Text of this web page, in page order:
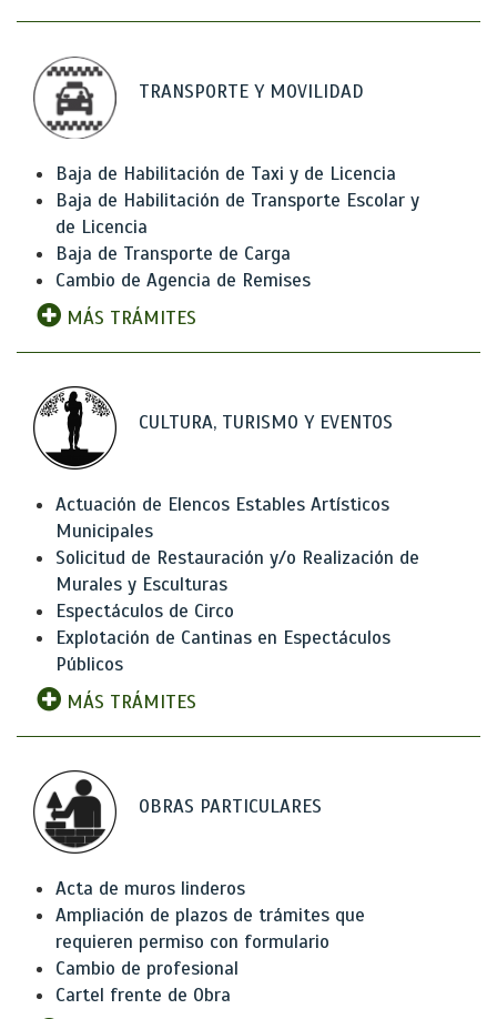
TRANSPORTE Y MOVILIDAD
Baja de Habilitación de Taxi y de Licencia
Baja de Habilitación de Transporte Escolar y
de Licencia
Baja de Transporte de Carga
Cambio de Agencia de Remises
MÁS TRÁMITES
CULTURA, TURISMO Y EVENTOS
Actuación de Elencos Estables Artísticos
Municipales
Solicitud de Restauración y/o Realización de
Murales y Esculturas
Espectáculos de Circo
Explotación de Cantinas en Espectáculos
Públicos
MÁS TRÁMITES
OBRAS PARTICULARES
Acta de muros linderos
Ampliación de plazos de trámites que
requieren permiso con formulario
Cambio de profesional
Cartel frente de Obra